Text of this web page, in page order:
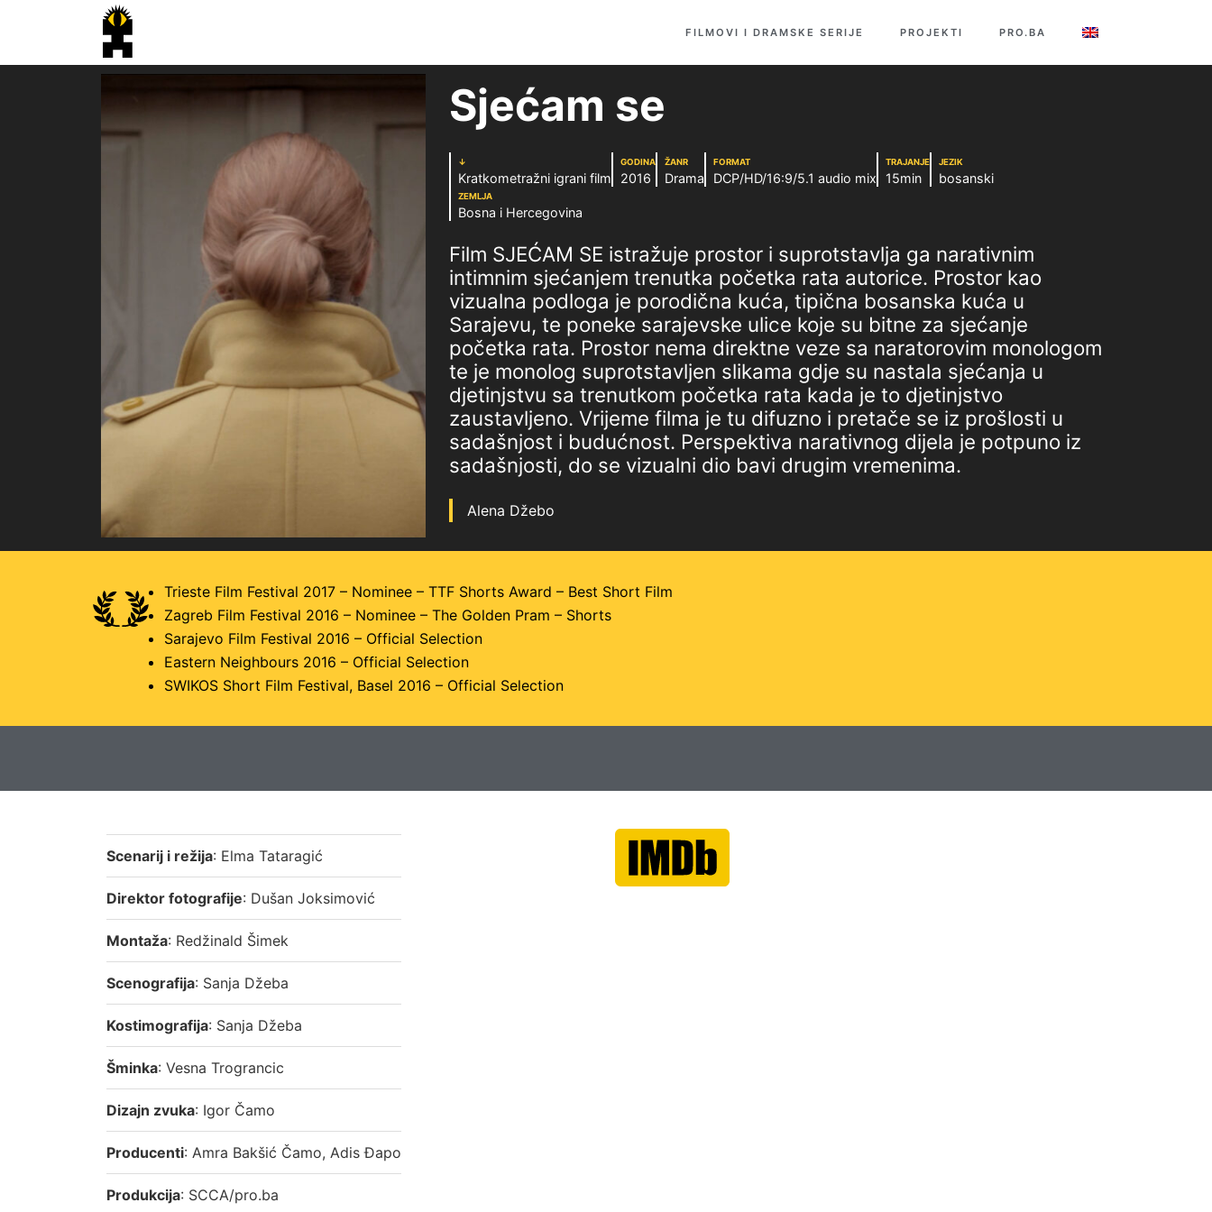
FILMOVI I DRAMSKE SERIJE PROJEKTI PRO.BA
Sjećam se
↓
Kratkometražni igrani film
GODINA
2016
ŽANR
Drama
FORMAT
DCP/HD/16:9/5.1 audio mix
TRAJANJE
15min
JEZIK
bosanski
ZEMLJA
Bosna i Hercegovina
Film SJEĆAM SE istražuje prostor i suprotstavlja ga narativnim
intimnim sjećanjem trenutka početka rata autorice. Prostor kao
vizualna podloga je porodična kuća, tipična bosanska kuća u
Sarajevu, te poneke sarajevske ulice koje su bitne za sjećanje
početka rata. Prostor nema direktne veze sa naratorovim monologom
te je monolog suprotstavljen slikama gdje su nastala sjećanja u
djetinjstvu sa trenutkom početka rata kada je to djetinjstvo
zaustavljeno. Vrijeme filma je tu difuzno i pretače se iz prošlosti u
sadašnjost i budućnost. Perspektiva narativnog dijela je potpuno iz
sadašnjosti, do se vizualni dio bavi drugim vremenima.
Alena Džebo
Trieste Film Festival 2017 – Nominee – TTF Shorts Award – Best Short Film
Zagreb Film Festival 2016 – Nominee – The Golden Pram – Shorts
Sarajevo Film Festival 2016 – Official Selection
Eastern Neighbours 2016 – Official Selection
SWIKOS Short Film Festival, Basel 2016 – Official Selection
Scenarij i režija: Elma Tataragić
Direktor fotografije: Dušan Joksimović
Montaža: Redžinald Šimek
Scenografija: Sanja Džeba
Kostimografija: Sanja Džeba
Šminka: Vesna Trograncic
Dizajn zvuka: Igor Čamo
Producenti: Amra Bakšić Čamo, Adis Đapo
Produkcija: SCCA/pro.ba